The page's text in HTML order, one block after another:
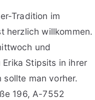
Tradition im
herzlich willkommen.
und
Stipsits in ihrer
sollte man vorher.
196, A-7552